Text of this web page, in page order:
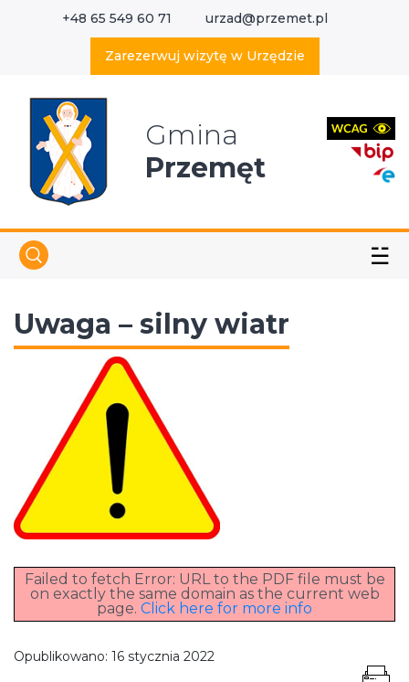
+48 65 549 60 71 urzad@przemet.pl
Zarezerwuj wizytę w Urzędzie
Gmina
Przemęt
☱
Uwaga – silny wiatr
Failed to fetch Error: URL to the PDF file must be
on exactly the same domain as the current web
page. Click here for more info
Opublikowano: 16 stycznia 2022
Wyszukaj w serwisie